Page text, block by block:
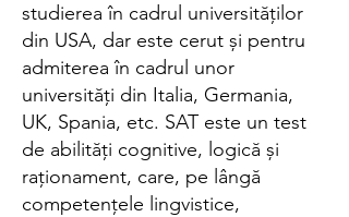
studierea în cadrul universităților
din USA, dar este cerut și pentru
admiterea în cadrul unor
universități din Italia, Germania,
UK, Spania, etc. SAT este un test
de abilități cognitive, logică și
raționament, care, pe lângă
competențele lingvistice,